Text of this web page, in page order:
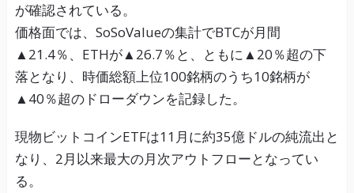
が確認されている。
価格面では、SoSoValueの集計でBTCが月間
▲21.4％、ETHが▲26.7％と、ともに▲20％超の下
落となり、時価総額上位100銘柄のうち10銘柄が
▲40％超のドローダウンを記録した。
現物ビットコインETFは11月に約35億ドルの純流出と
なり、2月以来最大の月次アウトフローとなってい
る。